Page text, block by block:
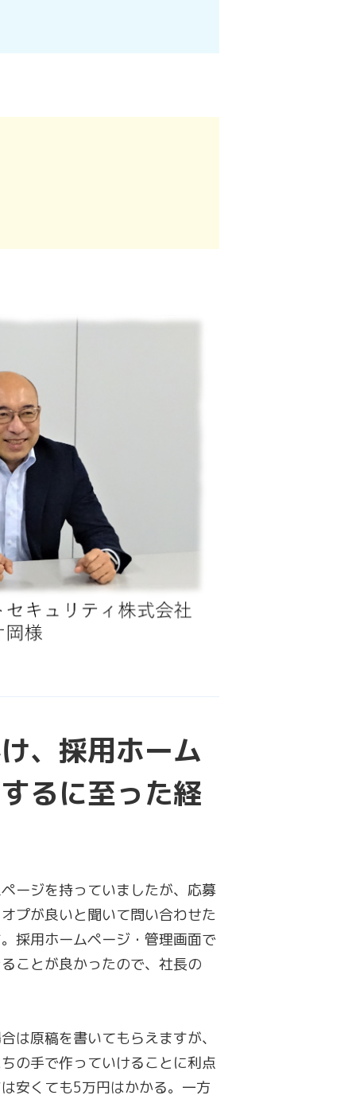
、採用ホーム
るに至った経
ージを持っていましたが、応募
プが良いと聞いて問い合わせた
採用ホームページ・管理画面で
ことが良かったので、社長の
は原稿を書いてもらえますが、
の手で作っていけることに利点
安くても5万円はかかる。一方